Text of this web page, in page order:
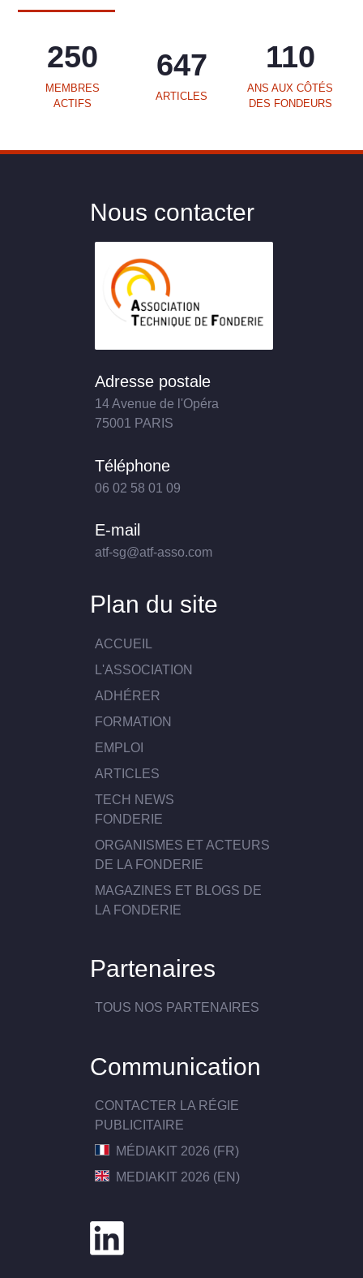
250
MEMBRES
ACTIFS
647
ARTICLES
110
ANS AUX CÔTÉS
DES FONDEURS
Nous contacter
Adresse postale
14 Avenue de l'Opéra
75001 PARIS
Téléphone
06 02 58 01 09
E-mail
atf-sg@atf-asso.com
Plan du site
ACCUEIL
L'ASSOCIATION
ADHÉRER
FORMATION
EMPLOI
ARTICLES
TECH NEWS
FONDERIE
ORGANISMES ET ACTEURS
DE LA FONDERIE
MAGAZINES ET BLOGS DE
LA FONDERIE
Partenaires
TOUS NOS PARTENAIRES
Communication
CONTACTER LA RÉGIE
PUBLICITAIRE
MÉDIAKIT 2026 (FR)
MEDIAKIT 2026 (EN)